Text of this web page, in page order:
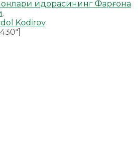
идорасининг Фарғона
.
Kodirov.